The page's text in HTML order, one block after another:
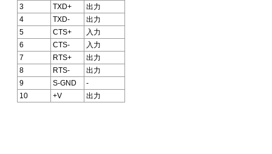
3
TXD+
出力
4
TXD-
出力
5
CTS+
入力
6
CTS-
入力
7
RTS+
出力
8
RTS-
出力
9
S-GND
-
10
+V 出力